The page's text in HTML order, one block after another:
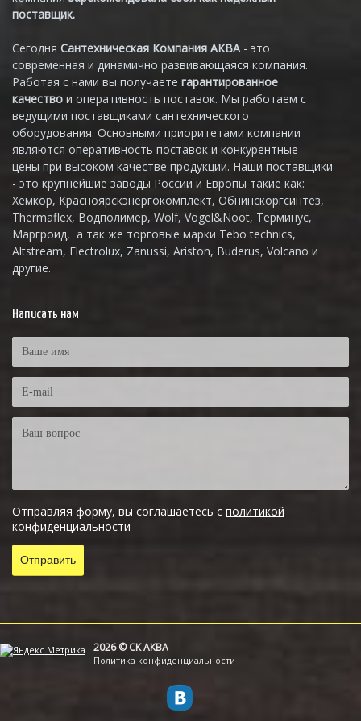
поставщик.
Сегодня Сантехническая Компания АКВА - это
современная и динамично развивающаяся компания.
Работая с нами вы получаете гарантированное
качество и оперативность поставок. Мы работаем с
ведущими поставщиками сантехнического
оборудования. Основными приоритетами компании
являются оперативность поставок и конкурентные
цены при высоком качестве продукции. Наши поставщики
- это крупнейшие заводы России и Европы такие как:
Хемкор, Красноярскэнергокомплект, Обнинскоргсинтез,
Thermaflex, Водполимер, Wolf, Vogel&Noot, Терминус,
Маргроид, а так же торговые марки Tebo technics,
Altstream, Electrolux, Zanussi, Ariston, Buderus, Volcano и
другие.
Написать нам
Отправляя форму, вы соглашаетесь с политикой
конфиденциальности
2026 © СК АКВА
Политика конфиденциальности